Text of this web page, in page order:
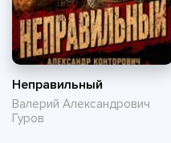
Неправильный
Валерий Александрович
Гуров